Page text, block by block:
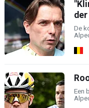
der
De
Een